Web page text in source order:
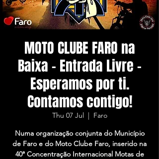
MOTO CLUBE FARO na
Baixa - Entrada Livre -
Esperamos por ti.
Contamos contigo!
Thu 07 Jul
  |
Faro
Numa organização conjunta do Município
de Faro e do Moto Clube Faro, inserido na
40ª Concentração Internacional Motas de